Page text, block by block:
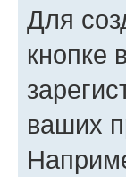
Для
кнопке
ваших